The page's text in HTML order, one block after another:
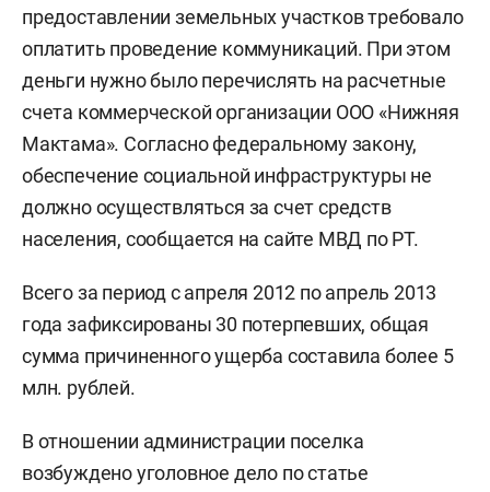
предоставлении земельных участков требовало
оплатить проведение коммуникаций. При этом
деньги нужно было перечислять на расчетные
счета коммерческой организации ООО «Нижняя
Мактама». Согласно федеральному закону,
обеспечение социальной инфраструктуры не
должно осуществляться за счет средств
населения, сообщается на сайте МВД по РТ.
Всего за период с апреля 2012 по апрель 2013
года зафиксированы 30 потерпевших, общая
сумма причиненного ущерба составила более 5
млн. рублей.
В отношении администрации поселка
возбуждено уголовное дело по статье